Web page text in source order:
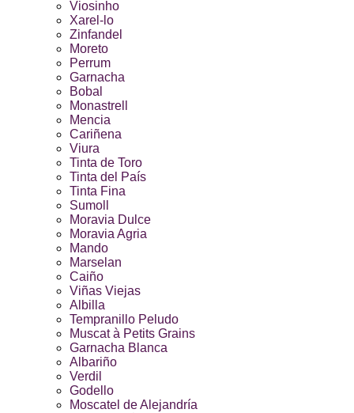
Viosinho
Xarel-lo
Zinfandel
Moreto
Perrum
Garnacha
Bobal
Monastrell
Mencia
Cariñena
Viura
Tinta de Toro
Tinta del País
Tinta Fina
Sumoll
Moravia Dulce
Moravia Agria
Mando
Marselan
Caiño
Viñas Viejas
Albilla
Tempranillo Peludo
Muscat à Petits Grains
Garnacha Blanca
Albariño
Verdil
Godello
Moscatel de Alejandría